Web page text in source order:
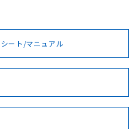
用いただく前に、以下を必ずお読
・凡例
ート/マニュアル